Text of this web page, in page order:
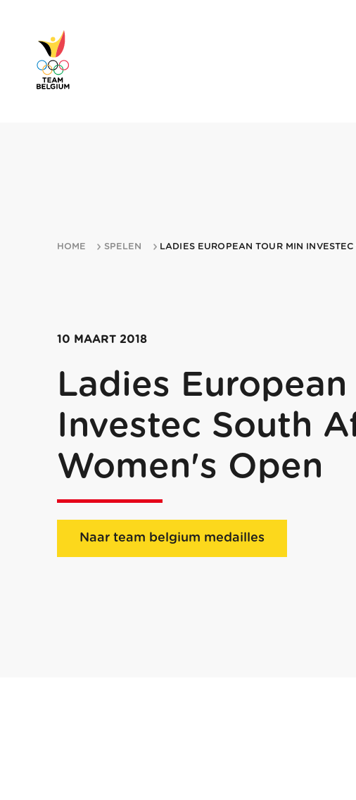
HOME SPELEN LADIES EUROPEAN TOUR MIN
10 MAART 2018
Ladies European
Investec South
Women's Open
Naar team belgium medailles